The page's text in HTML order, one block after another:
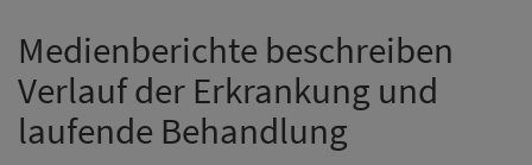
Medienberichte beschreiben
Verlauf der Erkrankung und
laufende Behandlung